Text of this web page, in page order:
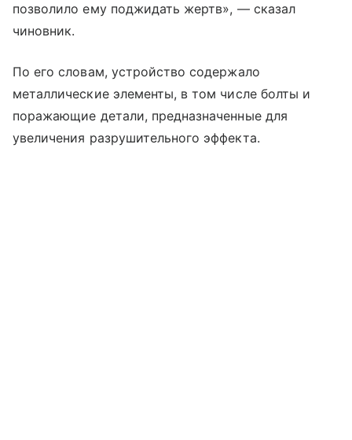
позволило ему поджидать жертв», — сказал
чиновник.
По его словам, устройство содержало
металлические элементы, в том числе болты и
поражающие детали, предназначенные для
увеличения разрушительного эффекта.